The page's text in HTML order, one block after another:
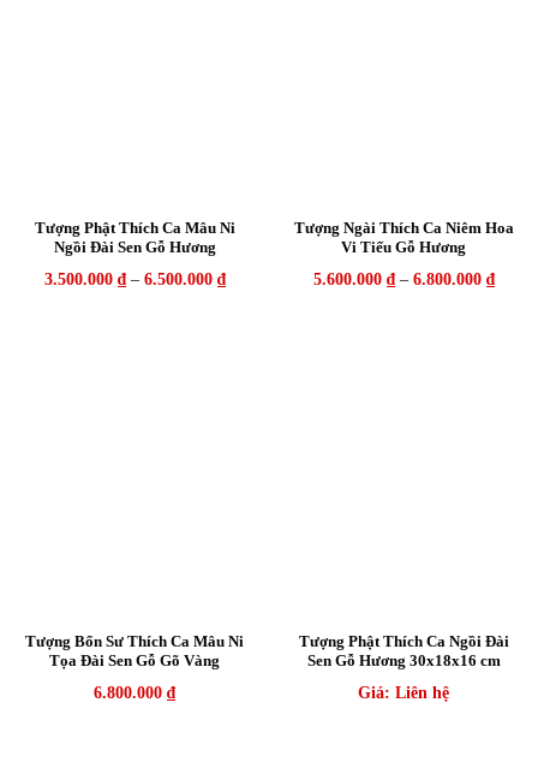
Tượng Phật Thích Ca Mâu Ni
Ngồi Đài Sen Gỗ Hương
3.500.000 ₫– 6.500.000 ₫
Tượng Ngài Thích Ca Niêm Hoa
Vi Tiếu Gỗ Hương
5.600.000 ₫– 6.800.000 ₫
Tượng Bổn Sư Thích Ca Mâu Ni
Tọa Đài Sen Gỗ Gõ Vàng
6.800.000 ₫
Tượng Phật Thích Ca Ngồi Đài
Sen Gỗ Hương 30x18x16 cm
Giá: Liên hệ